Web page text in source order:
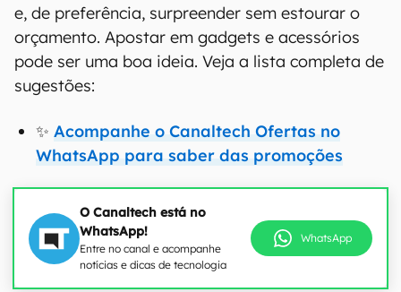
e, de preferência, surpreender sem estourar o
orçamento. Apostar em gadgets e acessórios
pode ser uma boa ideia. Veja a lista completa de
sugestões:
✨ Acompanhe o Canaltech Ofertas no
WhatsApp para saber das promoções
O Canaltech está no
WhatsApp!
Entre no canal e acompanhe
notícias e dicas de tecnologia
WhatsApp